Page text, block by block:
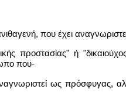
που έχει
προστασίας" ή
που-
ως πρόσφυγας,